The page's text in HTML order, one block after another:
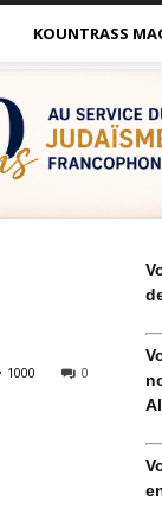
KOUNTRASS
0
1000